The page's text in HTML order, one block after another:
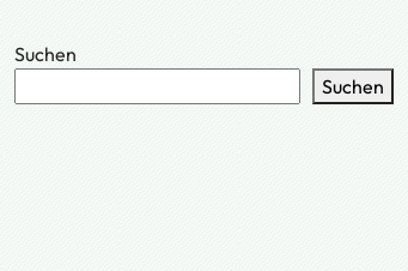
Suchen
Suchen